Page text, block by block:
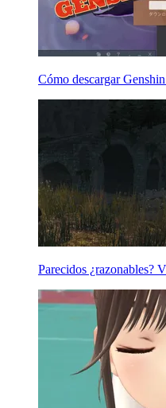
Cómo descargar
Parecidos ¿razonables? V